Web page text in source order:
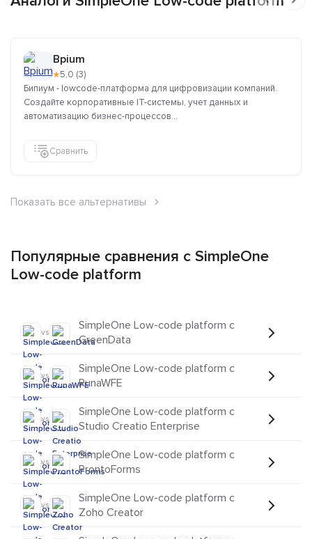
Bpium
★5,0 (3)
Бипиум - lowcode-платформа для цифровизации компаний.
Создайте корпоративные IT-системы, учет данных и
автоматизацию бизнес-процессов...
Сравнить
Показать все альтернативы
Популярные сравнения с SimpleOne
Low-code platform
vs
SimpleOne Low-code platform с
GreenData
vs
SimpleOne Low-code platform с
RunaWFE
vs
SimpleOne Low-code platform с
Studio Creatio Enterprise
vs
SimpleOne Low-code platform с
ProntoForms
vs
SimpleOne Low-code platform с
Zoho Creator